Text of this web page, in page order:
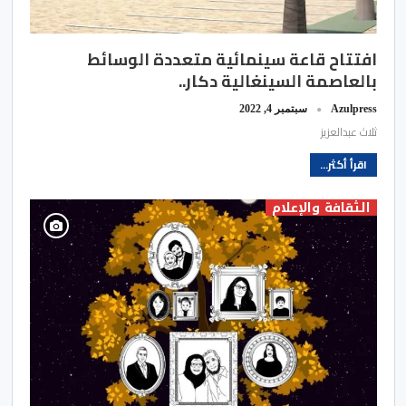
افتتاح قاعة سينمائية متعددة الوسائط
بالعاصمة السينغالية دكار..
Azulpress سبتمبر 4, 2022
ثلاث عبدالعزيز
اقرأ أكثر...
الثقافة والإعلام